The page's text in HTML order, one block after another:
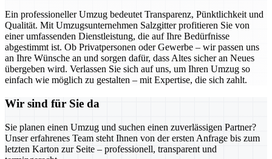
Ein professioneller Umzug bedeutet Transparenz, Pünktlichkeit und
Qualität. Mit Umzugsunternehmen Salzgitter profitieren Sie von
einer umfassenden Dienstleistung, die auf Ihre Bedürfnisse
abgestimmt ist. Ob Privatpersonen oder Gewerbe – wir passen uns
an Ihre Wünsche an und sorgen dafür, dass Altes sicher an Neues
übergeben wird. Verlassen Sie sich auf uns, um Ihren Umzug so
einfach wie möglich zu gestalten – mit Expertise, die sich zahlt.
Wir sind für Sie da
Sie planen einen Umzug und suchen einen zuverlässigen Partner?
Unser erfahrenes Team steht Ihnen von der ersten Anfrage bis zum
letzten Karton zur Seite – professionell, transparent und